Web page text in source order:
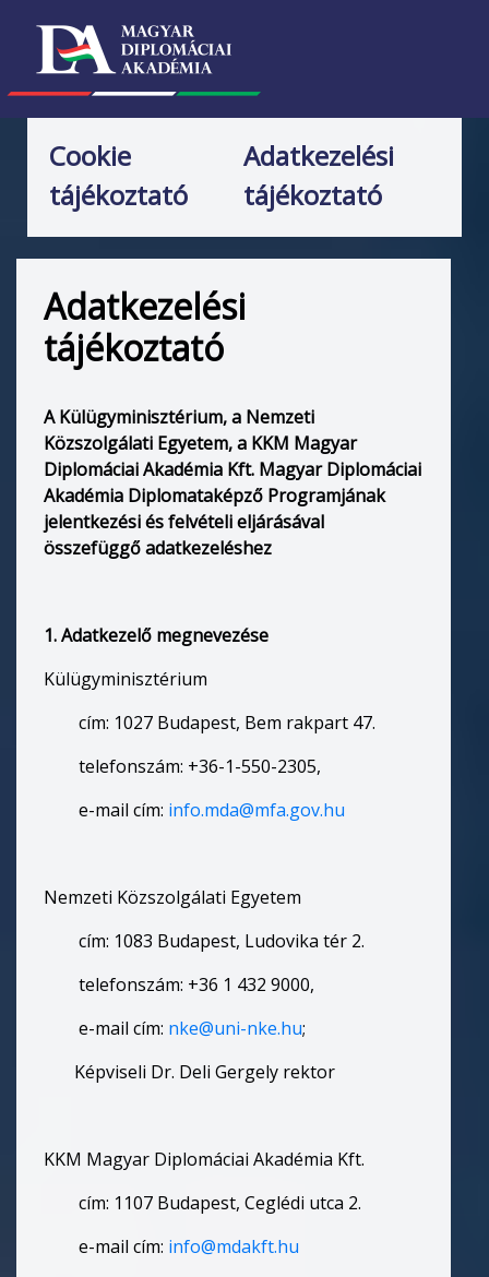
Cookie
tájékoztató
Adatkezelési
tájékoztató
Adatkezelési
tájékoztató
A Külügyminisztérium, a Nemzeti
Közszolgálati Egyetem, a KKM Magyar
Diplomáciai Akadémia Kft. Magyar Diplomáciai
Akadémia Diplomataképző Programjának
jelentkezési és felvételi eljárásával
összefüggő adatkezeléshez
1. Adatkezelő megnevezése
Külügyminisztérium
cím: 1027 Budapest, Bem rakpart 47.
telefonszám: +36-1-550-2305,
e-mail cím: info.mda@mfa.gov.hu
Nemzeti Közszolgálati Egyetem
cím: 1083 Budapest, Ludovika tér 2.
telefonszám: +36 1 432 9000,
e-mail cím: nke@uni-nke.hu;
Képviseli Dr. Deli Gergely rektor
KKM Magyar Diplomáciai Akadémia Kft.
cím: 1107 Budapest, Ceglédi utca 2.
e-mail cím: info@mdakft.hu